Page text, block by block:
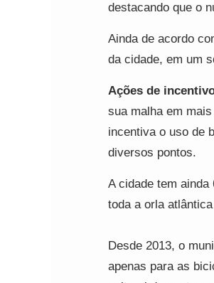
destacando que o
Ainda de acordo
da cidade, em um
Ações de
sua malha em
incentiva o uso de
diversos pontos.
A cidade tem
toda a orla
Desde 2013, o
apenas para as